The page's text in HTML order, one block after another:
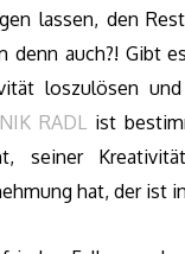
lassen, den
denn auch?! Gibt
loszulösen
RADL ist
seiner
hat, der ist